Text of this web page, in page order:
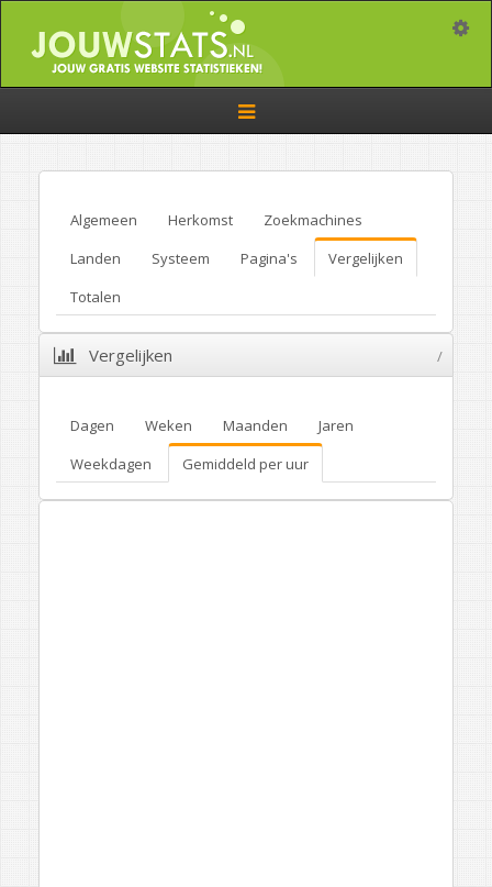
Toggle
navigation
Algemeen Herkomst
Zoekmachines
Landen
Systeem Pagina's
Vergelijken
Totalen
Vergelijken /
Dagen Weken Maanden
Jaren
Weekdagen
Gemiddeld per uur